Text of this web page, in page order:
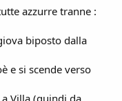
azzurre tranne :
biposto dalla
e si scende verso
Villa (quindi da